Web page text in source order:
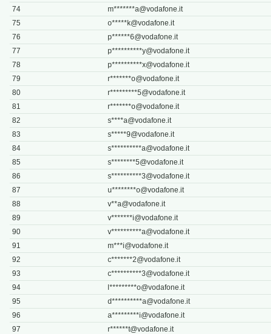
74
m*******a@vodafone.it
75
o*****k@vodafone.it
76
p******6@vodafone.it
77
p**********y@vodafone.it
78
p**********x@vodafone.it
79
r*******o@vodafone.it
80
r*********5@vodafone.it
81
r*******o@vodafone.it
82
s****a@vodafone.it
83
s*****9@vodafone.it
84
s**********a@vodafone.it
85
s********5@vodafone.it
86
s**********3@vodafone.it
87
u********o@vodafone.it
88
v**a@vodafone.it
89
v*******i@vodafone.it
90
v**********a@vodafone.it
91
m***i@vodafone.it
92
c*******2@vodafone.it
93
c**********3@vodafone.it
94
l*********o@vodafone.it
95
d**********a@vodafone.it
96
a*********i@vodafone.it
97
r******t@vodafone.it